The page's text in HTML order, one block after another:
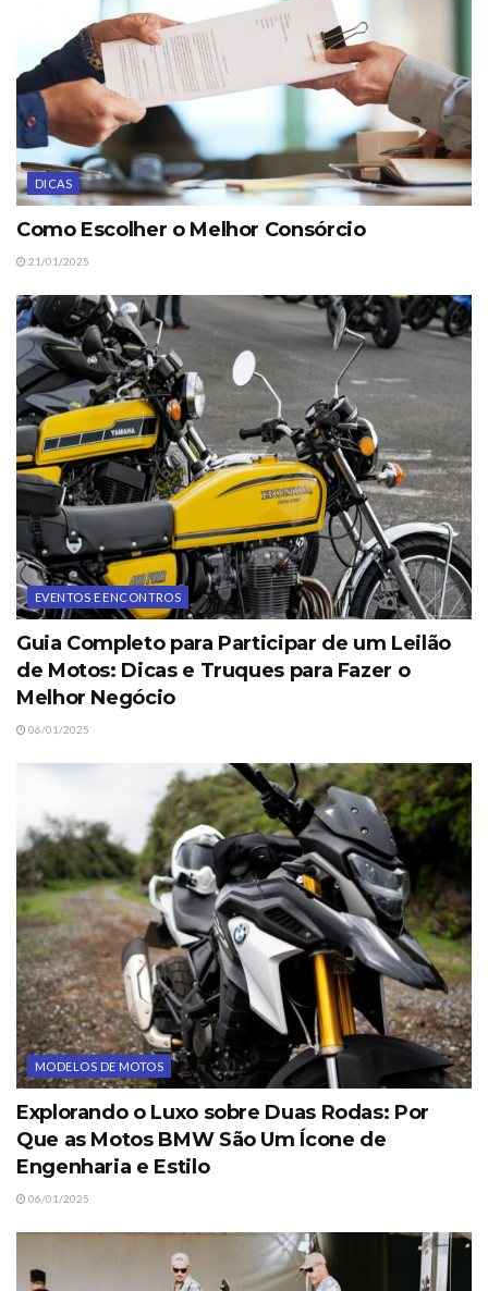
DICAS
Como Escolher o Melhor Consórcio
21/01/2025
EVENTOS E ENCONTROS
Guia Completo para Participar de um Leilão
de Motos: Dicas e Truques para Fazer o
Melhor Negócio
06/01/2025
MODELOS DE MOTOS
Explorando o Luxo sobre Duas Rodas: Por
Que as Motos BMW São Um Ícone de
Engenharia e Estilo
06/01/2025